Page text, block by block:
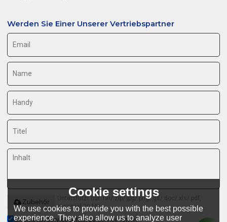
Werden Sie Einer Unserer Vertriebspartner
Unterstützt nur .rar/.zip/.jpg/.png/.gif/.doc/.xls/.pdf,
maximal 20 MB
Zubehör
Stimme ich Service-Artikel zu,Service-Artikel
Cookie settings
We use cookies to provide you with the best possible
experience. They also allow us to analyze user